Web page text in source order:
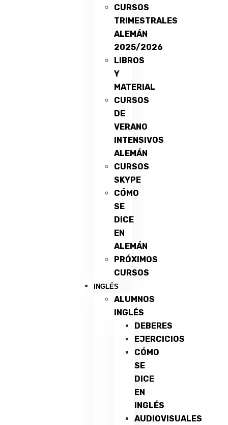
CURSOS
TRIMESTRALES
ALEMÁN
2025/2026
LIBROS
Y
MATERIAL
CURSOS
DE
VERANO
INTENSIVOS
ALEMÁN
CURSOS
SKYPE
CÓMO
SE
DICE
EN
ALEMÁN
PRÓXIMOS
CURSOS
INGLÉS
ALUMNOS
INGLÉS
DEBERES
EJERCICIOS
CÓMO
SE
DICE
EN
INGLÉS
AUDIOVISUALES